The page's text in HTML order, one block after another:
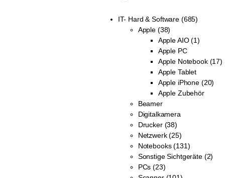
IT- Hard & Software (685)
Apple (38)
Apple AIO (1)
Apple PC
Apple Notebook (17)
Apple Tablet
Apple iPhone (20)
Apple Zubehör
Beamer
Digitalkamera
Drucker (38)
Netzwerk (25)
Notebooks (131)
Sonstige Sichtgeräte (2)
PCs (23)